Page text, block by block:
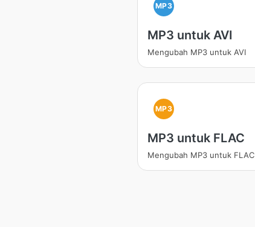
MP3
MP3 untuk AVI
Mengubah MP3 untuk AVI
MP3
MP3 untuk FLAC
Mengubah MP3 untuk FLAC